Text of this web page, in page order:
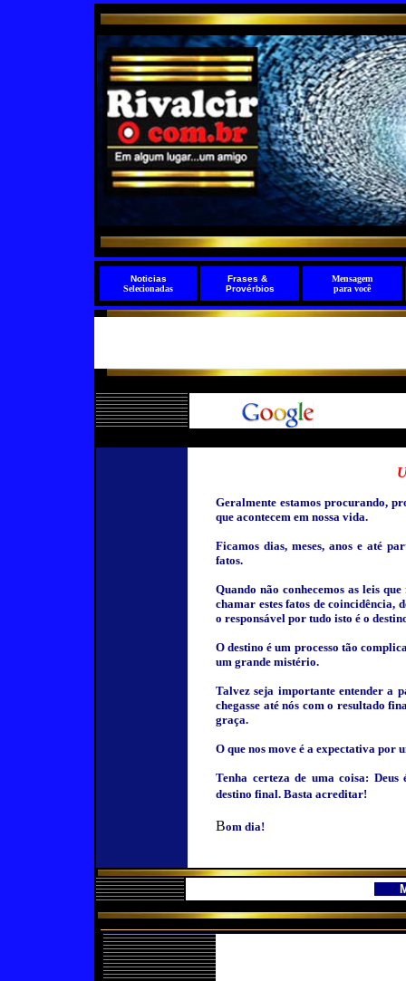
Noticias
Selecionadas
Frases &
Provérbios
Mensagem
para você
Geralmente estamos procurando,
que acontecem em nossa vida.
Ficamos dias, meses, anos e até
fatos.
Quando não conhecemos as leis
chamar estes fatos de coincidência,
o responsável por tudo isto é o
O destino é um processo tão
um grande mistério.
Talvez seja importante entender a
chegasse até nós com o resultado
graça.
O que nos move é a expectativa por
Tenha certeza de uma coisa:
destino final. Basta acreditar!
Bom dia!